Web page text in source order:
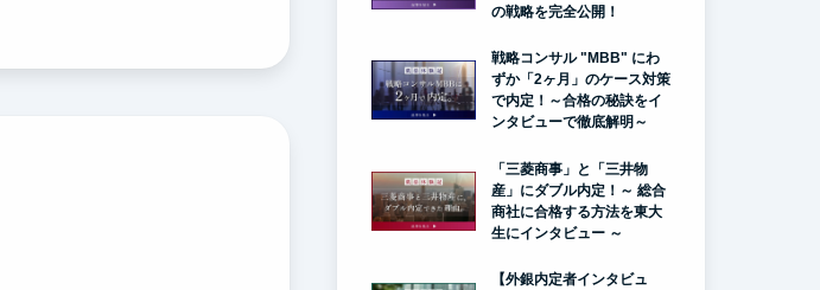
の戦略を完全公開！
戦略コンサル "MBB" にわ
ずか「2ヶ月」のケース対策
で内定！～合格の秘訣をイ
ンタビューで徹底解明～
「三菱商事」と「三井物
産」にダブル内定！～ 総合
商社に合格する方法を東大
生にインタビュー ～
【外銀内定者インタビュ